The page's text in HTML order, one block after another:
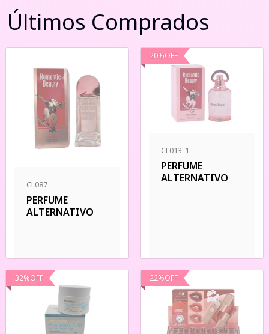
Últimos Comprados
CL087
PERFUME
ALTERNATIVO
20%OFF
CL013-1
PERFUME
ALTERNATIVO
32%OFF 22%OFF